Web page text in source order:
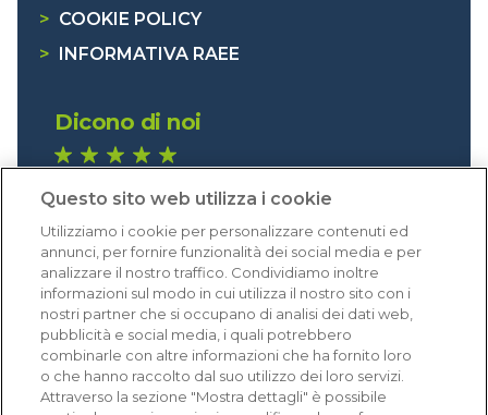
> COOKIE POLICY
>
INFORMATIVA RAEE
Dicono di noi
Eccellente (4,8)
Acquisti verificati
Questo sito web utilizza i cookie
Utilizziamo i cookie per personalizzare contenuti ed
annunci, per fornire funzionalità dei social media e per
analizzare il nostro traffico. Condividiamo inoltre
informazioni sul modo in cui utilizza il nostro sito con i
nostri partner che si occupano di analisi dei dati web,
pubblicità e social media, i quali potrebbero
combinarle con altre informazioni che ha fornito loro
o che hanno raccolto dal suo utilizzo dei loro servizi.
Attraverso la sezione "Mostra dettagli" è possibile